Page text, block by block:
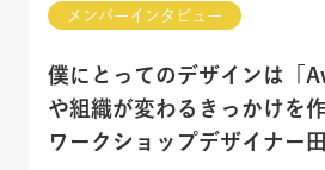
メンバーインタビュー
僕にとってのデザインは「
や組織が変わるきっかけ
ワークショップデザイナー